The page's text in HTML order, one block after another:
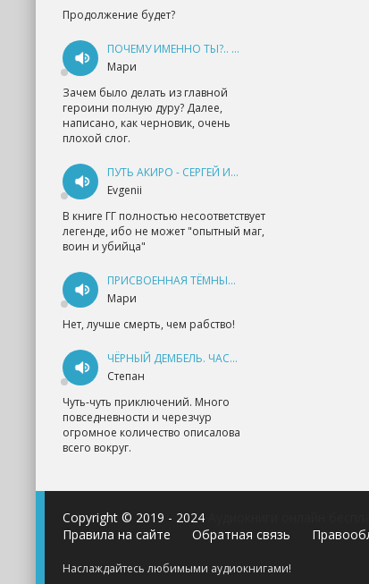
Продолжение будет?
ПОЧЕМУ ИМЕННО ТЫ?.. КНИГА 1 - ЕКАТЕРИНА ЮДИНА
Мари
Зачем было делать из главной
героини полную дуру? Далее,
написано, как черновик, очень
плохой слог.
ПУТЬ АКИРО - СЕРГЕЙ ИЗМАЙЛОВ
Evgenii
В книге ГГ полностью несоответствует
легенде, ибо не может "опытный маг,
воин и убийца"
ПРИСВОЕННАЯ ТЁМНЫМ. ПРОКЛЯТАЯ ЛЮБОВЬ - АННА ГЕРР
Мари
Нет, лучше смерть, чем рабство!
ЧЁРНЫЙ ДЕМБЕЛЬ. ЧАСТЬ 1 - АНДРЕЙ ФЕДИН
Степан
Чуть-чуть приключений. Много
повседневности и черезчур
огромное количество описалова
всего вокруг.
Copyright © 2019 - 2024
Правила на сайте
Обратная связь
Наслаждайтесь любимыми аудиокнигами!